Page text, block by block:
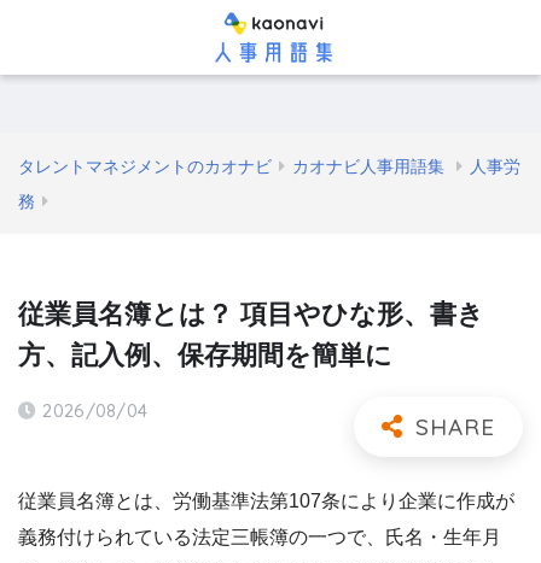
タレントマネジメントのカオナビ カオナビ人事用語集
人事労
務
従業員名簿とは？ 項目やひな形、書き
方、記入例、保存期間を簡単に
2026/08/04
従業員名簿とは、労働基準法第107条により企業に作成が
義務付けられている法定三帳簿の一つで、氏名・生年月